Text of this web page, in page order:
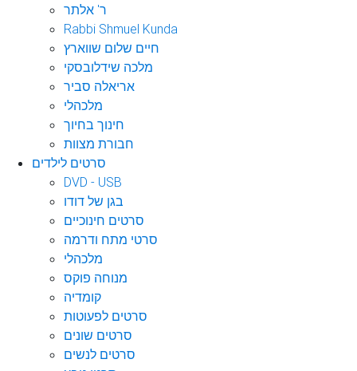
ר' אלתר
Rabbi Shmuel Kunda
חיים שלום שווארץ
מלכה שידלובסקי
אריאלה סביר
מלכהלי
חינוך בחיוך
חבורת מצוות
סרטים לילדים
DVD - USB
בגן של דודו
סרטים חינוכיים
סרטי מתח ודרמה
מלכהלי
מנוחה פוקס
קומדיה
סרטים לפעוטות
סרטים שונים
סרטים לנשים